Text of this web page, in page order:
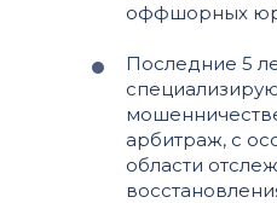
оффшорных
Последние 5
арбитраж, с
области